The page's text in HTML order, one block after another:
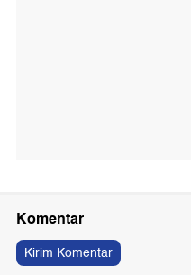
Komentar
Kirim Komentar